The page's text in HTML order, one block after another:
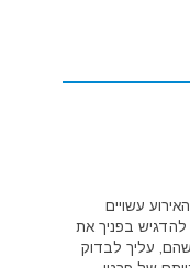
עשויים
להדגיש בפניך את
עליך לבדוק